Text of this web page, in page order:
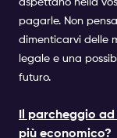
aspettano nella
pagarle. Non
dimenticarvi delle
legale e una
futuro.
Il parcheggio
più economico?